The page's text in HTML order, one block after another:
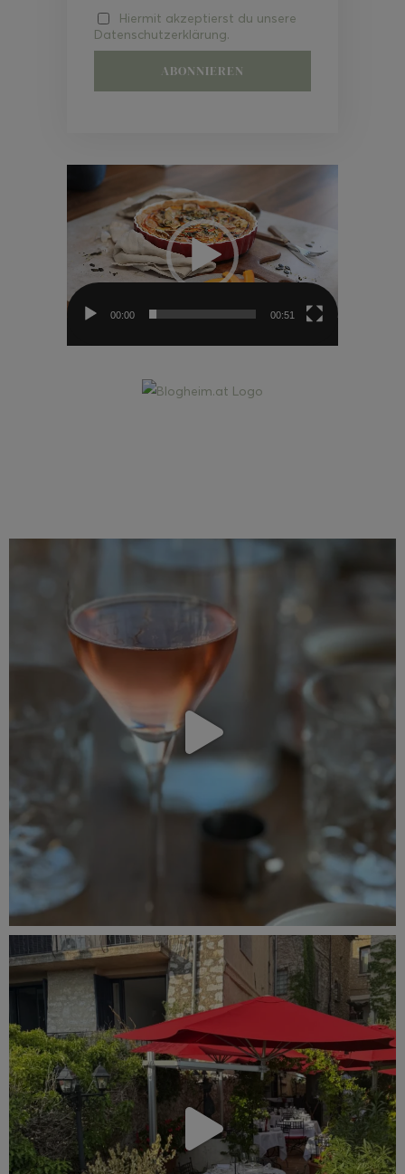
Hiermit akzeptierst du unsere
Datenschutzerklärung.
Video-
00:00 00:51